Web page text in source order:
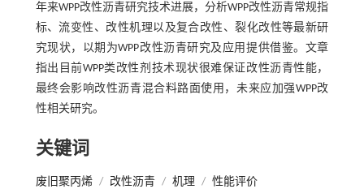
年来WPP改性沥青研究技术进展，分析WPP改性沥青常规指
标、流变性、改性机理以及复合改性、裂化改性等最新研
究现状，以期为WPP改性沥青研究及应用提供借鉴。文章
指出目前WPP类改性剂技术现状很难保证改性沥青性能，
最终会影响改性沥青混合料路面使用，未来应加强WPP改
性相关研究。
关键词
废旧聚丙烯 / 改性沥青 / 机理 / 性能评价